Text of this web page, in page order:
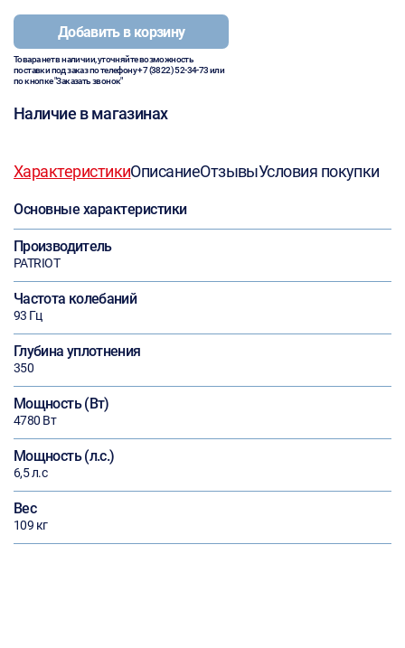
Добавить в корзину
Товара нет в наличии, уточняйте возможность
поставки под заказ по телефону+7 (3822) 52-34-73или
по кнопке "Заказать звонок"
Наличие в магазинах
ХарактеристикиОписаниеОтзывыУсловия покупки
Основные характеристики
Производитель
PATRIOT
Частота колебаний
93 Гц
Глубина уплотнения
350
Мощность (Вт)
4780 Вт
Мощность (л.с.)
6,5 л.с
Вес
109 кг